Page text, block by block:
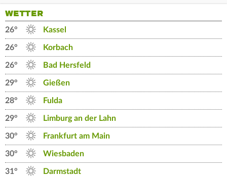
WETTER
26° Kassel
26° Korbach
26° Bad Hersfeld
29° Gießen
28° Fulda
29° Limburg an der Lahn
30° Frankfurt am Main
30° Wiesbaden
31° Darmstadt